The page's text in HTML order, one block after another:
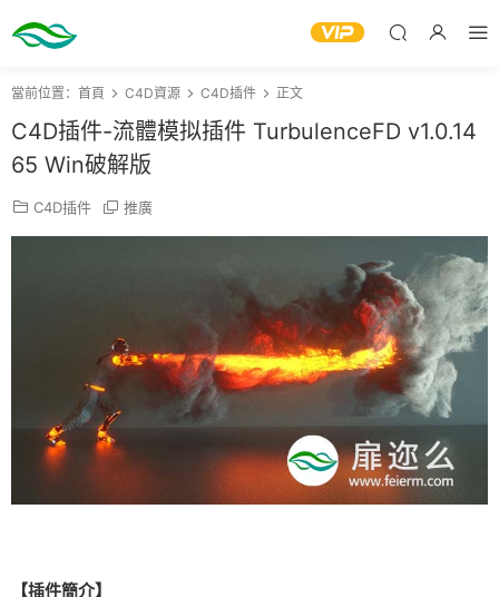
當前位置： 首頁 C4D資源 C4D插件 正文
C4D插件-流體模拟插件 TurbulenceFD v1.0.14
65 Win破解版
C4D插件 推廣
【插件簡介】